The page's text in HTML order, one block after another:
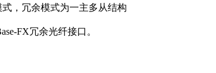
，冗余模式为一主多从结构
FX冗余光纤接口。